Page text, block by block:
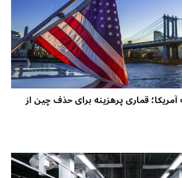
قماری پرهزینه برای حذف چین از